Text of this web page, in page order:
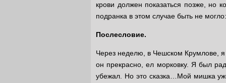
крови должен показаться позже, но
подранка в этом случае быть не
Послесловие.
Через неделю, в Чешском Крумлове,
он прекрасно, ел морковку. Я был
убежал. Но это сказка…Мой мишка